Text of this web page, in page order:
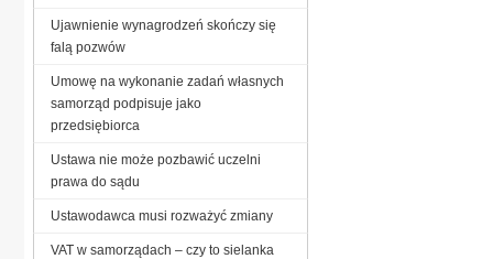
Ujawnienie wynagrodzeń skończy się
falą pozwów
Umowę na wykonanie zadań własnych
samorząd podpisuje jako
przedsiębiorca
Ustawa nie może pozbawić uczelni
prawa do sądu
Ustawodawca musi rozważyć zmiany
VAT w samorządach – czy to sielanka